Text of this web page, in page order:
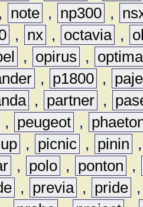
, note , np300 ,
, nx , octavia ,
, opirus ,
optima
, p1800 ,
, partner ,
, peugeot ,
, picnic , pinin
, polo , ponton
,
, previa , pride